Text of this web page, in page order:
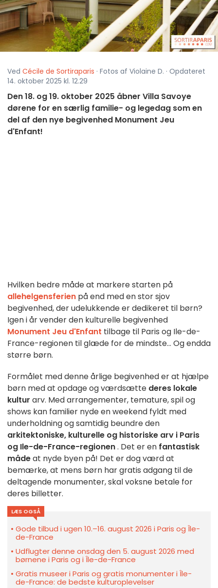
Ved Cécile de Sortiraparis · Fotos af Violaine D. · Opdateret
14. oktober 2025 kl. 12.29
Den 18. og 19. oktober 2025 åbner Villa Savoye
dørene for en særlig familie- og legedag som en
del af den nye begivenhed Monument Jeu
d'Enfant!
Hvilken bedre måde at markere starten på
allehelgensferien på end med en stor sjov
begivenhed, der udelukkende er dedikeret til børn?
Igen i år vender den kulturelle begivenhed
Monument Jeu d'Enfant tilbage til Paris og Ile-de-
France-regionen til glæde for de mindste... Og endda
større børn.
Formålet med denne årlige begivenhed er at hjælpe
børn med at opdage og værdsætte deres lokale
kultur arv. Med arrangementer, temature, spil og
shows kan familier nyde en weekend fyldt med
underholdning og samtidig beundre den
arkitektoniske, kulturelle og historiske arv i Paris
og Ile-de-France-regionen. Det er en fantastisk
mådeat nyde byen på! Det er dog værd at
bemærke, at mens børn har gratis adgang til de
deltagende monumenter, skal voksne betale for
deres billetter.
LÆS OGSÅ
Gode tilbud i ugen 10.–16. august 2026 i Paris og Île-
de-France
Udflugter denne onsdag den 5. august 2026 med
børnene i Paris og i Île-de-France
Gratis museer i Paris og gratis monumenter i Île-
de-France: de bedste kulturoplevelser